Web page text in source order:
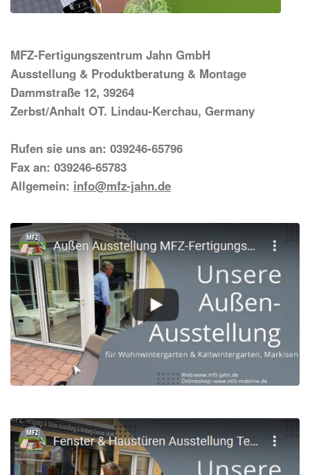
MFZ-Fertigungszentrum Jahn GmbH
Ausstellung & Produktberatung & Montage
Dammstraße 12, 39264
Zerbst/Anhalt OT. Lindau-Kerchau, Germany
Rufen sie uns an: 039246-65796
Fax an: 039246-65783
Allgemein: info@mfz-jahn.de